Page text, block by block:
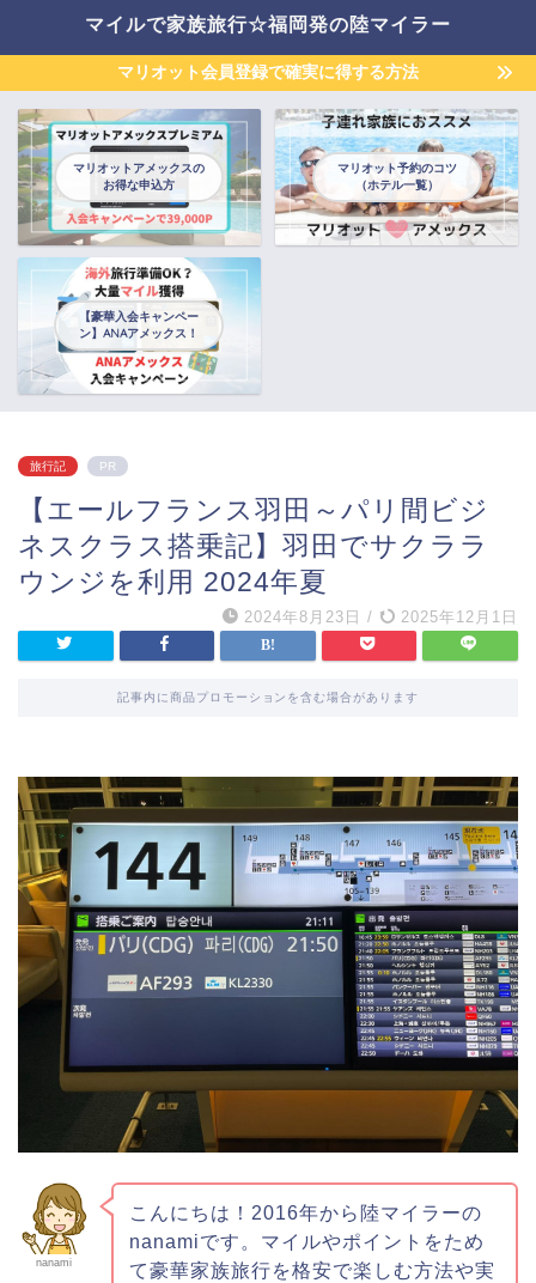
マイルで家族旅行☆福岡発の陸マイラー
マリオット会員登録で確実に得する方法
マリオットアメックスの
お得な申込方
マリオット予約のコツ
（ホテル一覧）
【豪華入会キャンペー
ン】ANAアメックス！
旅行記 PR
【エールフランス羽田～パリ間ビジ
ネスクラス搭乗記】羽田でサクララ
ウンジを利用 2024年夏
2024年8月23日 / 2025年12月1日
記事内に商品プロモーションを含む場合があります
nanami
こんにちは！2016年から陸マイラーの
nanamiです。マイルやポイントをため
て豪華家族旅行を格安で楽しむ方法や実